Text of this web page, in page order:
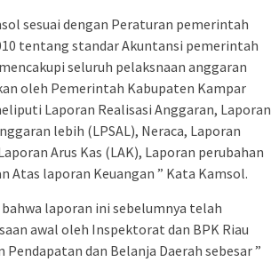
sesuai dengan Peraturan pemerintah
tentang standar Akuntansi pemerintah
seluruh pelaksnaan anggaran
oleh Pemerintah Kabupaten Kampar
Laporan Realisasi Anggaran, Laporan
lebih (LPSAL), Neraca, Laporan
Arus Kas (LAK), Laporan perubahan
Atas laporan Keuangan ” Kata Kamsol.
laporan ini sebelumnya telah
awal oleh Inspektorat dan BPK Riau
dan Belanja Daerah sebesar ”